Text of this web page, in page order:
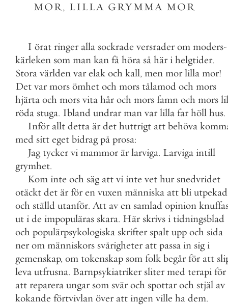
MOR, LILLA GRYMMA MOR
I örat ringer alla sockrade versrader om moders-
kärleken som man kan få höra så här i helgtider.
Stora världen var elak och kall, men mor lilla mor!
Det var mors ömhet och mors tålamod och mors
hjärta och mors vita hår och mors famn och mors
röda stuga. Ibland undrar man var lilla far höll hus.
Inför allt detta är det huttrigt att behöva
med sitt eget bidrag på prosa:
Jag tycker vi mammor är larviga. Larviga intill
grymhet.
Kom inte och säg att vi inte vet hur snedvridet
otäckt det är för en vuxen människa att bli utpekad
och ställd utanför. Att av en samlad opinion
ut i de impopuläras skara. Här skrivs i tidningsblad
och populärpsykologiska skrifter spalt upp och sida
ner om människors svårigheter att passa in sig i
gemenskap, om tokenskap som folk begår för att
leva utfrusna. Barnpsykiatriker sliter med terapi för
att reparera ungar som svär och spottar och stjäl av
kokande förtvivlan över att ingen ville ha dem.